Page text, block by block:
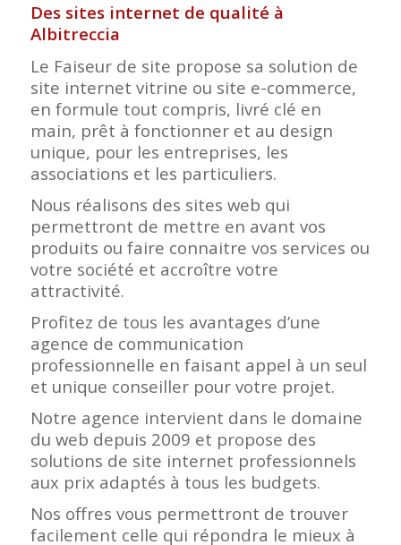
Des sites internet de qualité à
Albitreccia
Le Faiseur de site propose sa solution de
site internet vitrine ou site e-commerce,
en formule tout compris, livré clé en
main, prêt à fonctionner et au design
unique, pour les entreprises, les
associations et les particuliers.
Nous réalisons des sites web qui
permettront de mettre en avant vos
produits ou faire connaitre vos services ou
votre société et accroître votre
attractivité.
Profitez de tous les avantages d’une
agence de communication
professionnelle en faisant appel à un seul
et unique conseiller pour votre projet.
Notre agence intervient dans le domaine
du web depuis 2009 et propose des
solutions de site internet professionnels
aux prix adaptés à tous les budgets.
Nos offres vous permettront de trouver
facilement celle qui répondra le mieux à